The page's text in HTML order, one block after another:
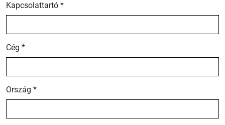
Kapcsolattartó *
Cég *
Ország *